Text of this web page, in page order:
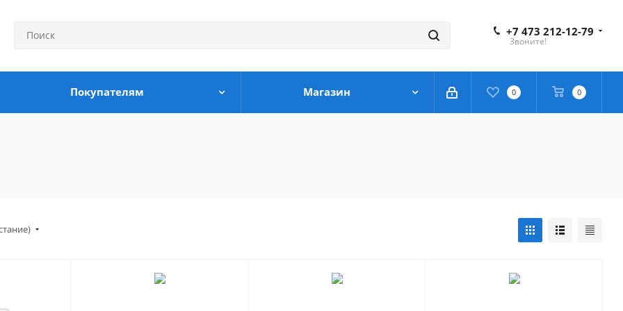
+7 473 212-12-79
Звоните!
0 0
Покупателям Магазин